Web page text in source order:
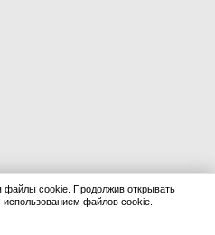
файлы cookie. Продолжив открывать
файлов cookie.